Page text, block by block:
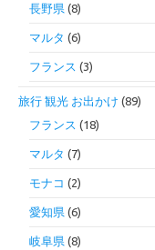
長野県 (8)
マルタ (6)
フランス (3)
旅行 観光 お出かけ (89)
フランス (18)
マルタ (7)
モナコ (2)
愛知県 (6)
岐阜県 (8)